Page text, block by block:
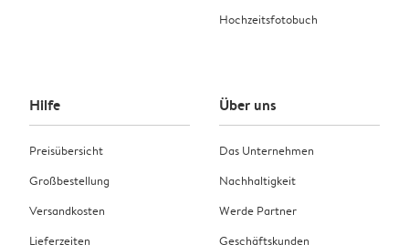
Hochzeitsfotobuch
Hilfe
Preisübersicht
Großbestellung
Versandkosten
Lieferzeiten
Über uns
Das Unternehmen
Nachhaltigkeit
Werde Partner
Geschäftskunden